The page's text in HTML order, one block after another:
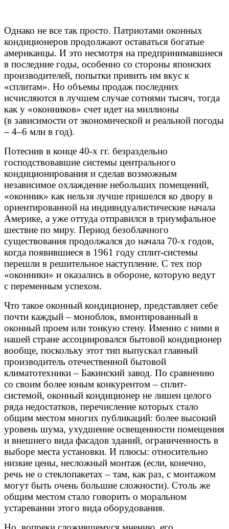
Однако не все так просто. Патриотами оконных
кондиционеров продолжают оставаться богатые
американцы. И это несмотря на предпринимавшиеся
в последние годы, особенно со стороны японских
производителей, попытки привить им вкус к
«сплитам». Но объемы продаж последних
исчисляются в лучшем случае сотнями тысяч, тогда
как у «оконников» счет идет на миллионы
(в зависимости от экономической и реальной погоды
– 4–6 млн в год).
Потеснив в конце 40-х гг. безраздельно
господствовавшие системы центрального
кондиционирования и сделав возможным
независимое охлаждение небольших помещений,
«оконник» как нельзя лучше пришелся ко двору в
ориентированной на индивидуалистические начала
Америке, а уже оттуда отправился в триумфальное
шествие по миру. Период безоблачного
существования продолжался до начала 70-х годов,
когда появившиеся в 1961 году сплит-системы
перешли в решительное наступление. С тех пор
«оконники» и оказались в обороне, которую ведут
с переменным успехом.
Что такое оконный кондиционер, представляет себе
почти каждый – моноблок, вмонтированный в
оконный проем или тонкую стену. Именно с ними в
нашей стране ассоциировался бытовой кондиционер
вообще, поскольку этот тип выпускал главный
производитель отечественной бытовой
климатотехники – Бакинский завод. По сравнению
со своим более юным конкурентом – сплит-
системой, оконный кондиционер не лишен целого
ряда недостатков, перечисление которых стало
общим местом многих публикаций: более высокий
уровень шума, ухудшение освещенности помещения
и внешнего вида фасадов зданий, ограниченность в
выборе места установки. И плюсы: относительно
низкие цены, несложный монтаж (если, конечно,
речь не о стеклопакетах – там, как раз, с монтажом
могут быть очень большие сложности). Столь же
общим местом стало говорить о моральном
устаревании этого вида оборудования.